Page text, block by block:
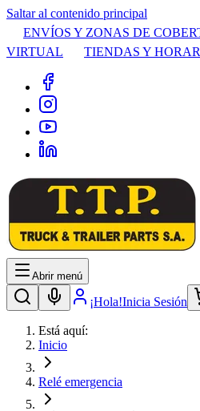
Saltar al contenido principal
ENVÍOS Y ZONAS DE
VIRTUAL
TIENDAS Y
Abrir menú
¡Hola!Inicia Sesión
Está aquí:
Inicio
Relé emergencia